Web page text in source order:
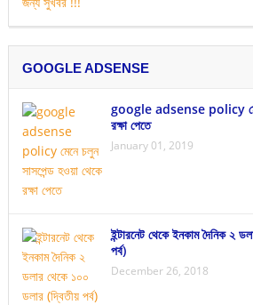
GOOGLE ADSENSE
google adsense policy
রক্ষা পেতে
January 01, 2019
ইন্টারনেট থেকে ইনকাম দৈনিক ২
পর্ব)
December 26, 2018